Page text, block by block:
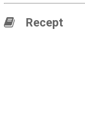
Recept